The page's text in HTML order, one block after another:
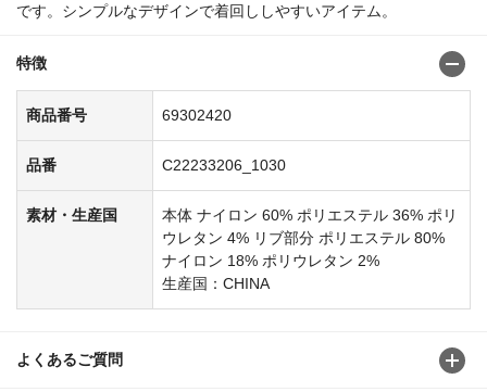
です。シンプルなデザインで着回ししやすいアイテム。
特徴
商品番号 69302420
品番 C22233206_1030
素材・生産国
本体 ナイロン 60% ポリエステル 36% ポリ
ウレタン 4% リブ部分 ポリエステル 80%
ナイロン 18% ポリウレタン 2%
生産国：CHINA
よくあるご質問